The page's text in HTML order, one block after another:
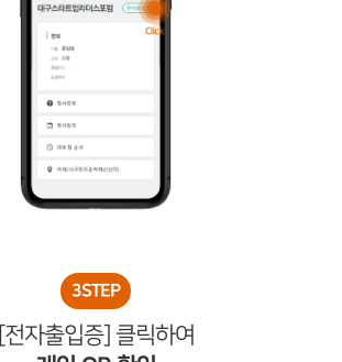
3STEP
[전자출입증] 클릭하여